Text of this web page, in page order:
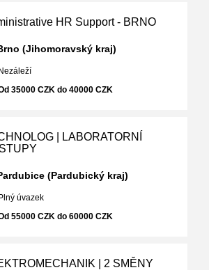
HR Support - BRNO
(Jihomoravský kraj)
Nezáleží
35000 CZK do 40000 CZK
| LABORATORNÍ
(Pardubický kraj)
Plný úvazek
55000 CZK do 60000 CZK
| 2 SMĚNY